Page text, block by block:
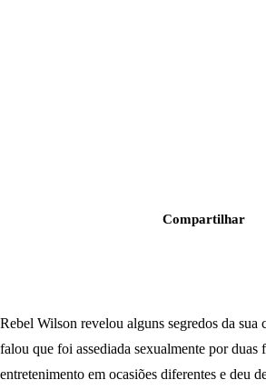
Compartilhar
Rebel Wilson revelou alguns segredos da sua
falou que foi assediada sexualmente por duas
entretenimento em ocasiões diferentes e deu